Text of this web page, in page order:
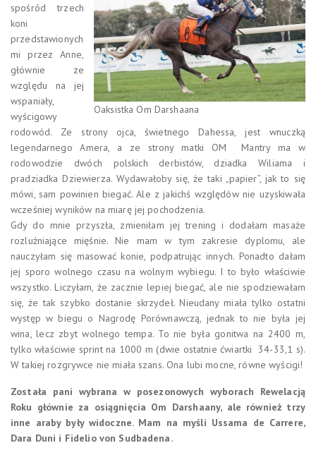
Oaksistka Om Darshaana
spośród trzech
koni
przedstawionych
mi przez Anne,
głównie ze
względu na jej
wspaniały,
wyścigowy
rodowód. Ze strony ojca, świetnego Dahessa, jest wnuczką
legendarnego Amera, a ze strony matki OM Mantry ma w
rodowodzie dwóch polskich derbistów, dziadka Wiliama i
pradziadka Dziewierza. Wydawałoby się, że taki „papier”, jak to się
mówi, sam powinien biegać. Ale z jakichś względów nie uzyskiwała
wcześniej wyników na miarę jej pochodzenia.
Gdy do mnie przyszła, zmieniłam jej trening i dodałam masaże
rozluźniające mięśnie. Nie mam w tym zakresie dyplomu, ale
nauczyłam się masować konie, podpatrując innych. Ponadto dałam
jej sporo wolnego czasu na wolnym wybiegu. I to było właściwie
wszystko. Liczyłam, że zacznie lepiej biegać, ale nie spodziewałam
się, że tak szybko dostanie skrzydeł. Nieudany miała tylko ostatni
występ w biegu o Nagrodę Porównawczą, jednak to nie była jej
wina, lecz zbyt wolnego tempa. To nie była gonitwa na 2400 m,
tylko właściwie sprint na 1000 m (dwie ostatnie ćwiartki 34-33,1 s).
W takiej rozgrywce nie miała szans. Ona lubi mocne, równe wyścigi!
Została pani wybrana w posezonowych wyborach Rewelacją
Roku głównie za osiągnięcia Om Darshaany, ale również trzy
inne araby były widoczne. Mam na myśli Ussama de Carrere,
Dara Duni i Fidelio von Sudbadena.